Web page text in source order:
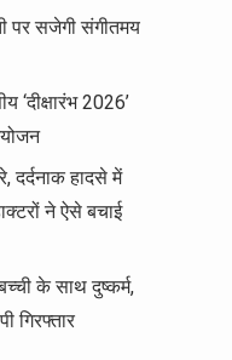
पर सजेगी संगीतमय
‘दीक्षारंभ 2026’
दर्दनाक हादसे में
ने ऐसे बचाई
के साथ दुष्कर्म,
गिरफ्तार